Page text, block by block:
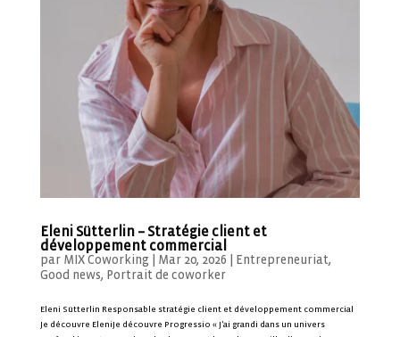
Eleni Sütterlin – Stratégie client et
développement commercial
par MIX Coworking Mar 20, 2026 Entrepreneuriat,
Good news, Portrait de coworker
Eleni Sütterlin Responsable stratégie client et développement commercial
Je découvre EleniJe découvre Progressio « J’ai grandi dans un univers